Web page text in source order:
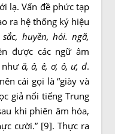
lạ. Vấn đề phức tạp
ra hệ thống ký hiệu
sắc, huyền, hỏi. ngã,
được các ngữ âm
như ă, â, ê, ơ, ô, ư, đ.
cái gọi là “giày và
giả nổi tiếng Trung
khi phiên âm hóa,
cười.” [9]. Thực ra